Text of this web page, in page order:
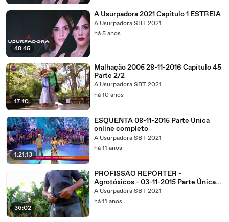
48:45
A Usurpadora 2021 Capítulo 1 ESTREIA
A Usurpadora SBT 2021
há 5 anos
17:10
Malhação 2005 28-11-2016 Capítulo 45
Parte 2/2
A Usurpadora SBT 2021
há 10 anos
1:21:13
ESQUENTA 08-11-2015 Parte Única
online completo
A Usurpadora SBT 2021
há 11 anos
36:02
PROFISSÃO REPÓRTER -
Agrotóxicos - 03-11-2015 Parte Única
Online Completo
A Usurpadora SBT 2021
há 11 anos